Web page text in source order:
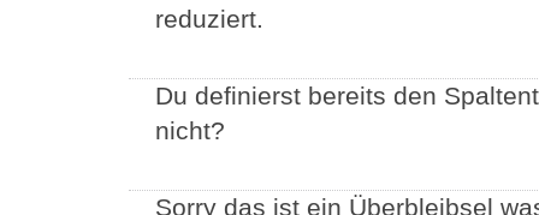
reduziert.
Du definierst bereits den
nicht?
Sorry das ist ein Überbleibsel